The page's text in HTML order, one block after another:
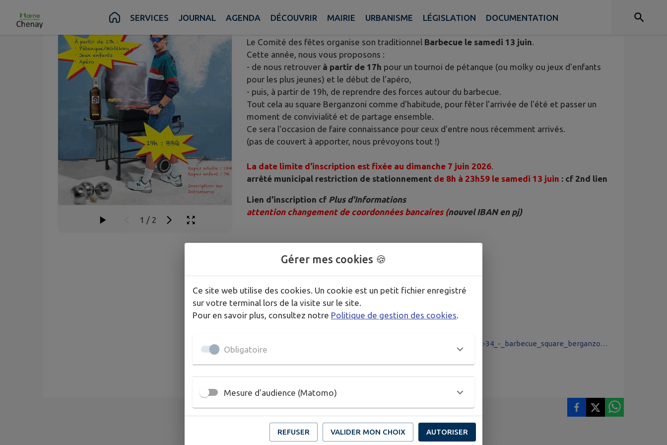
Contenu Recherche Pied de page
SERVICES JOURNAL AGENDA DÉCOUVRIR MAIRIE URBANISME LÉGISLATION DOCUMENTATION
1 / 2
Publié le samedi 30 mai 2026 - Chenay
Le Comité des fêtes organise son traditionnel Barbecue le samedi 13 juin.
Cette année, nous vous proposons :
- de nous retrouver à partir de 17h pour un tournoi de pétanque (ou molky ou jeux d'enfants
pour les plus jeunes) et le début de l'apéro,
- puis, à partir de 19h, de reprendre des forces autour du barbecue.
Tout cela au square Berganzoni comme d'habitude, pour fêter l'arrivée de l'été et passer un
moment de convivialité et de partage ensemble.
Ce sera l'occasion de faire connaissance pour ceux d'entre nous récemment arrivés.
(pas de couvert à apporter, nous prévoyons tout !)
La date limite d'inscription est fixée au dimanche 7 juin 2026.
arrêté municipal restriction de stationnement de 8h à 23h59 le samedi 13 juin : cf 2nd lien
Lien d'inscription cf Plus d'Informations
attention changement de coordonnées bancaires (nouvel IBAN en pj)
Comité des Fêtes
Télécharger la pièce jointe
PLUS D'INFORMATIONS
http://files.appli-intramuros.com/website/uploads/14312/2026/2026t-34_-_barbecue_square_berganzoni.pdf
Gérer mes cookies 🍪
Ce site web utilise des cookies. Un cookie est un petit fichier enregistré
sur votre terminal lors de la visite sur le site.
Pour en savoir plus, consultez notre Politique de gestion des cookies.
Obligatoire
Mesure d'audience (Matomo)
REFUSER VALIDER MON CHOIX AUTORISER